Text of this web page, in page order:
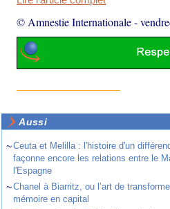
© Amnestie Internationale-
Aussi
~Ceuta et Melilla : l'histoire d'un
façonne encore les relations entre le
l'Espagne
~Chanel à Biarritz, ou l’art de
mémoire en capital